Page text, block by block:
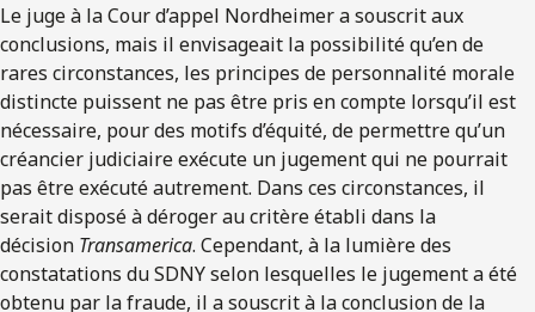
Le juge à la Cour d’appel Nordheimer a souscrit aux
conclusions, mais il envisageait la possibilité qu’en de
rares circonstances, les principes de personnalité morale
distincte puissent ne pas être pris en compte lorsqu’il est
nécessaire, pour des motifs d’équité, de permettre qu’un
créancier judiciaire exécute un jugement qui ne pourrait
pas être exécuté autrement. Dans ces circonstances, il
serait disposé à déroger au critère établi dans la
décision Transamerica. Cependant, à la lumière des
constatations du SDNY selon lesquelles le jugement a été
obtenu par la fraude, il a souscrit à la conclusion de la